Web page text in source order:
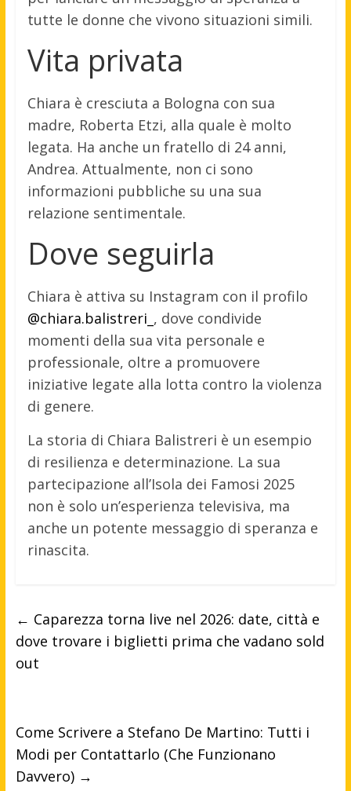
tutte le donne che vivono situazioni simili.
Vita privata
Chiara è cresciuta a Bologna con sua
madre, Roberta Etzi, alla quale è molto
legata. Ha anche un fratello di 24 anni,
Andrea. Attualmente, non ci sono
informazioni pubbliche su una sua
relazione sentimentale.
Dove seguirla
Chiara è attiva su Instagram con il profilo
@chiara.balistreri_ , dove condivide
momenti della sua vita personale e
professionale, oltre a promuovere
iniziative legate alla lotta contro la violenza
di genere.
La storia di Chiara Balistreri è un esempio
di resilienza e determinazione. La sua
partecipazione all’Isola dei Famosi 2025
non è solo un’esperienza televisiva, ma
anche un potente messaggio di speranza e
rinascita.
← Caparezza torna live nel 2026: date, città e
dove trovare i biglietti prima che vadano sold
out
Come Scrivere a Stefano De Martino: Tutti i
Modi per Contattarlo (Che Funzionano
Davvero) →